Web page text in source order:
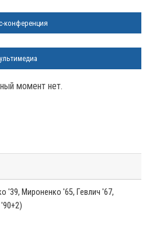
конференция
момент нет.
'39, Мироненко '65, Гевлич '67,